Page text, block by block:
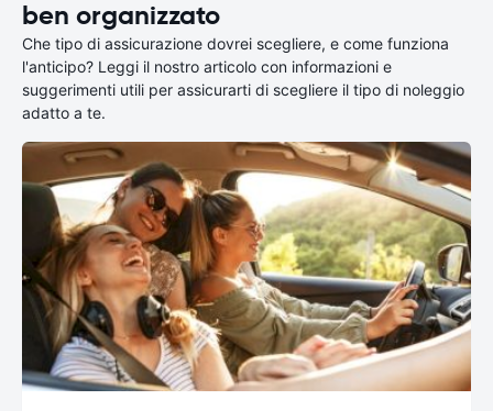
ben organizzato
Che tipo di assicurazione dovrei scegliere, e come funziona
l'anticipo? Leggi il nostro articolo con informazioni e
suggerimenti utili per assicurarti di scegliere il tipo di noleggio
adatto a te.